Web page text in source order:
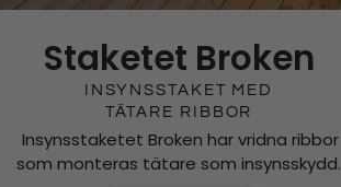
Staketet Broken
INSYNSSTAKET MED
TÄTARE RIBBOR
Insynsstaketet Broken har vridna ribbor
som monteras tätare som insynsskydd.